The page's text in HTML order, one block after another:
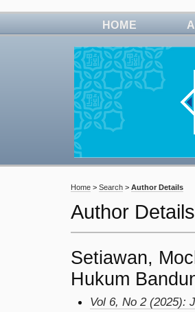
HOME
Home > Search > Author Details
Author Details
Setiawan,
Hukum
Vol 6, No 2 (2025):